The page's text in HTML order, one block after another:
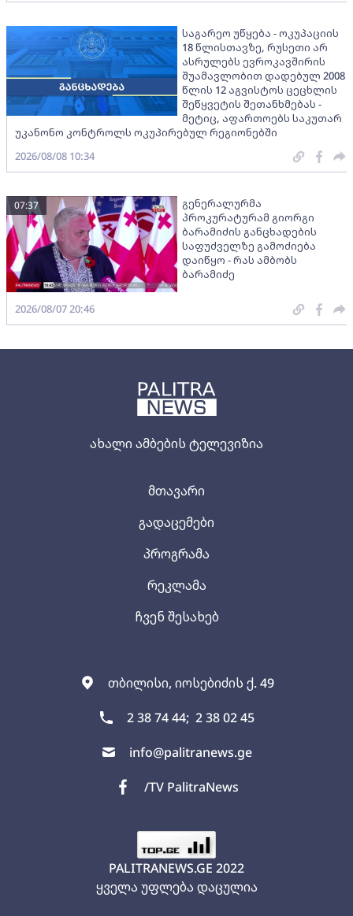
ახალი ამბების ტელევიზია
თბილისი, იოსებიძის ქ. 49
2 38 74 44; 2 38 02 45
info@palitranews.ge
/TV PalitraNews
მთავარი
გადაცემები
პროგრამა
რეკლამა
ჩვენ შესახებ
PALITRANEWS.GE 2022
ყველა უფლება დაცულია
საგარეო უწყება - ოკუპაციის
18 წლისთავზე, რუსეთი არ
ასრულებს ევროკავშირის
შუამავლობით დადებულ 2008
წლის 12 აგვისტოს ცეცხლის
შეწყვეტის შეთანხმებას -
მეტიც, აფართოებს საკუთარ
უკანონო კონტროლს ოკუპირებულ რეგიონებში
2026/08/08 10:34
გენერალურმა
პროკურატურამ გიორგი
ბარამიძის განცხადების
საფუძველზე გამოძიება
დაიწყო - რას ამბობს
ბარამიძე
07:37
2026/08/07 20:46